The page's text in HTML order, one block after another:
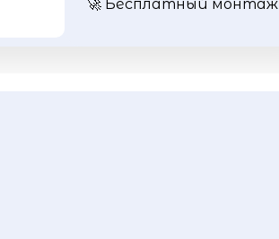
🚀 Бесплатный монтаж